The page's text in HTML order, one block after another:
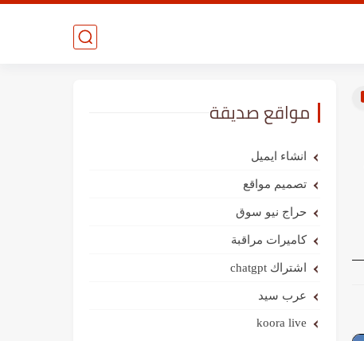
مواقع صديقة
انشاء ايميل
تصميم مواقع
حراج نيو سوق
كاميرات مراقبة
اشتراك chatgpt
عرب سيد
koora live